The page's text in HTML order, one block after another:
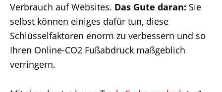
Verbrauch auf Websites. Das Gute daran: Sie
selbst können einiges dafür tun, diese
Schlüsselfaktoren enorm zu verbessern und so
Ihren Online-CO2 Fußabdruck maßgeblich
verringern.